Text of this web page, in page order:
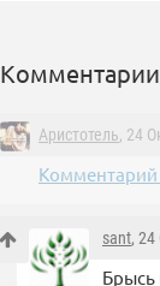
Комментарии
Аристотель, 24
Комментарий
sant, 24
Брысь